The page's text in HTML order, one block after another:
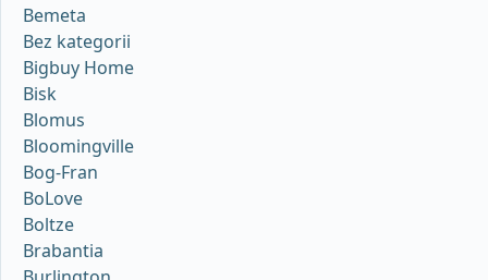
Bemeta
Bez kategorii
Bigbuy Home
Bisk
Blomus
Bloomingville
Bog-Fran
BoLove
Boltze
Brabantia